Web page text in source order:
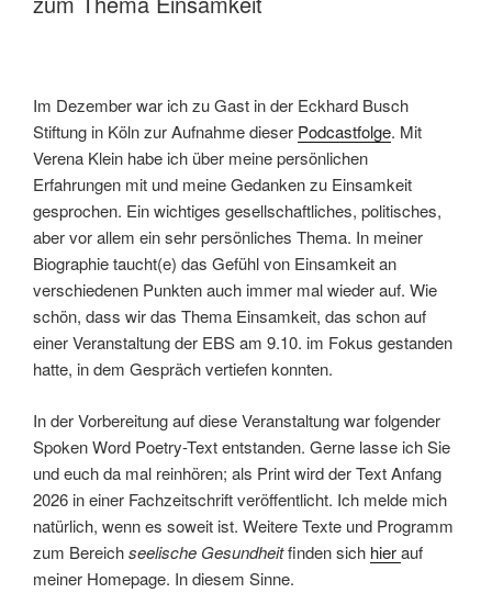
Im Dezember war ich zu Gast in der Eckhard Busch
Stiftung in Köln zur Aufnahme dieser Podcastfolge. Mit
Verena Klein habe ich über meine persönlichen
Erfahrungen mit und meine Gedanken zu Einsamkeit
gesprochen. Ein wichtiges gesellschaftliches, politisches,
aber vor allem ein sehr persönliches Thema. In meiner
Biographie taucht(e) das Gefühl von Einsamkeit an
verschiedenen Punkten auch immer mal wieder auf. Wie
schön, dass wir das Thema Einsamkeit, das schon auf
einer Veranstaltung der EBS am 9.10. im Fokus gestanden
hatte, in dem Gespräch vertiefen konnten.
In der Vorbereitung auf diese Veranstaltung war folgender
Spoken Word Poetry-Text entstanden. Gerne lasse ich Sie
und euch da mal reinhören; als Print wird der Text Anfang
2026 in einer Fachzeitschrift veröffentlicht. Ich melde mich
natürlich, wenn es soweit ist. Weitere Texte und Programm
zum Bereichseelische Gesundheitfinden sich hierauf
meiner Homepage. In diesem Sinne.